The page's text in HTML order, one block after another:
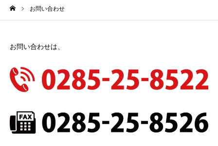
お問い合わせ
お問い合わせは、
会社概要
アクセス